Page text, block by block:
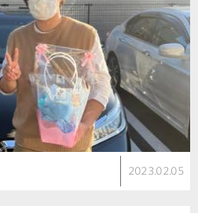
2023.02.05